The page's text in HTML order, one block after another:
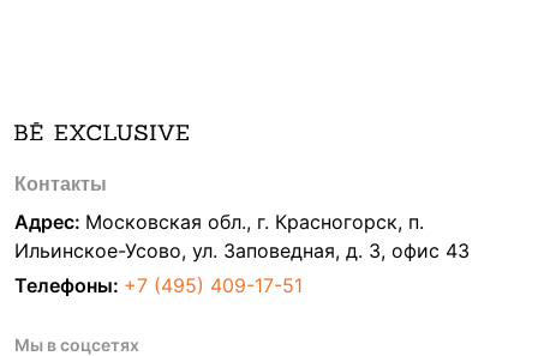
Контакты
Адрес: Московская обл., г. Красногорск, п.
Ильинское-Усово, ул. Заповедная, д. 3, офис 43
Телефоны: +7 (495) 409-17-51
Мы в соцсетях